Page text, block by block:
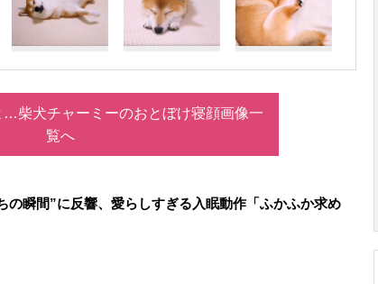
…柴犬チャーミーのおとぼけ寝顔画像一
覧へ
の瞬間”に反響、愛らしすぎる入眠動作「ふかふか求め